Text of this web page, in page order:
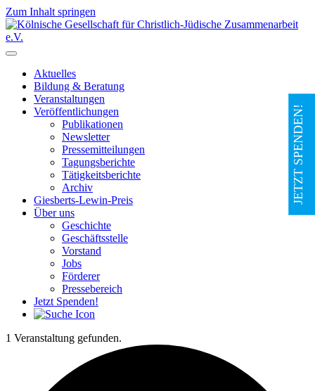
Zum Inhalt springen
Hauptnavigation
Aktuelles
Bildung & Beratung
Veranstaltungen
Veröffentlichungen
Publikationen
Newsletter
Pressemitteilungen
Tagungsberichte
Tätigkeitsberichte
Archiv
Giesberts-Lewin-Preis
Über uns
Geschichte
Geschäftsstelle
Vorstand
Jobs
Förderer
Pressebereich
Jetzt Spenden!
1 Veranstaltung gefunden.
JETZT SPENDEN!